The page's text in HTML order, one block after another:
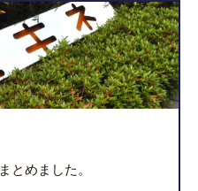
とめました。